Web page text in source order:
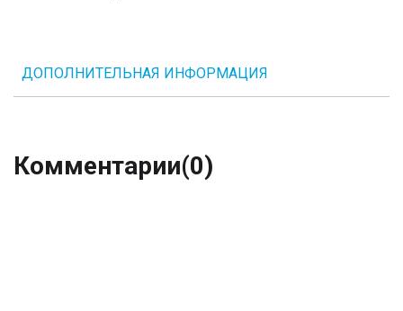
ДОПОЛНИТЕЛЬНАЯ ИНФОРМАЦИЯ
Комментарии(0)